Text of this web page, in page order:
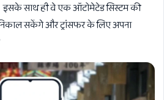
साथ ही वे एक ऑटोमेटेड सिस्टम की
सकेंगे और ट्रांसफर के लिए अपना